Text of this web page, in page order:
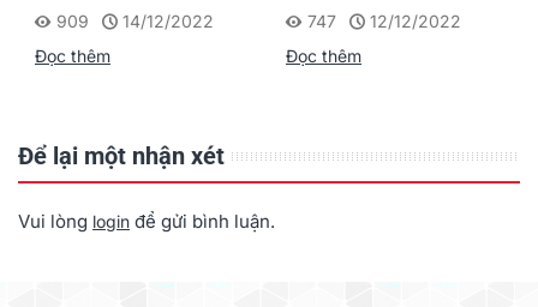
thể mở rộng cho các
ứng dụng lên tới vài
909
14/12/2022
Đọc thêm
kiệm chi phí cho
doanh nghiệp vừa và
747
12/12/2022
Đọc thêm
Để lại một nhận xét
Vui lòng login để gửi bình luận.